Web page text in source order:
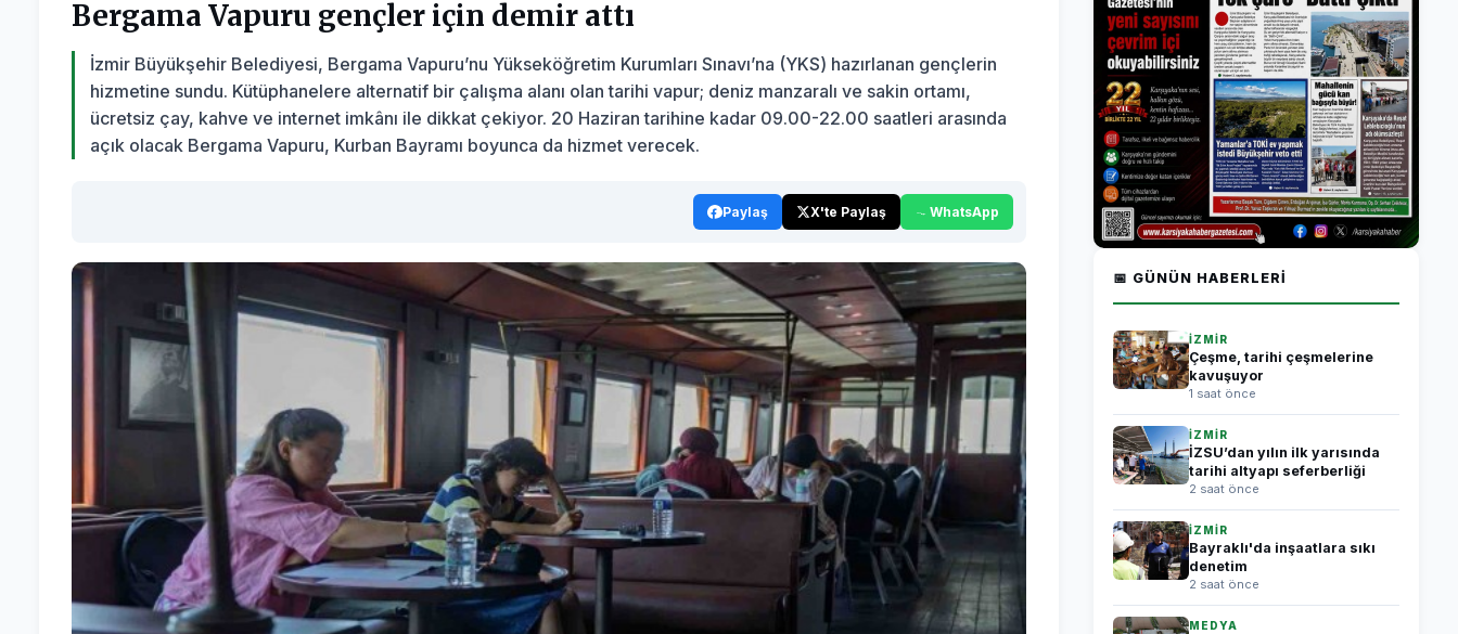
Bergama Vapuru gençler için demir attı
İzmir Büyükşehir Belediyesi, Bergama Vapuru’nu Yükseköğretim Kurumları Sınavı’na (YKS) hazırlanan gençlerin
hizmetine sundu. Kütüphanelere alternatif bir çalışma alanı olan tarihi vapur; deniz manzaralı ve sakin ortamı,
ücretsiz çay, kahve ve internet imkânı ile dikkat çekiyor. 20 Haziran tarihine kadar 09.00-22.00 saatleri arasında
açık olacak Bergama Vapuru, Kurban Bayramı boyunca da hizmet verecek.
Paylaş X'te Paylaş WhatsApp
📅 GÜNÜN HABERLERI
İZMİR
Çeşme, tarihi çeşmelerine
kavuşuyor
1 saat önce
İZMİR
İZSU’dan yılın ilk yarısında
tarihi altyapı seferberliği
2 saat önce
İZMİR
Bayraklı'da inşaatlara sıkı
denetim
2 saat önce
MEDYA